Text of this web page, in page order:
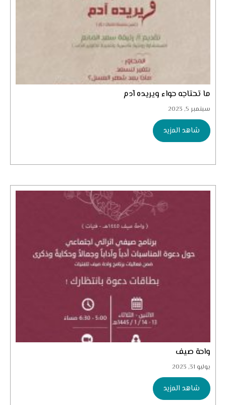
ما تحتاجه حواء ويريده آدم
سبتمبر 5, 2023
شاهد المزيد
واحة صيف
يوليو 31, 2023
شاهد المزيد